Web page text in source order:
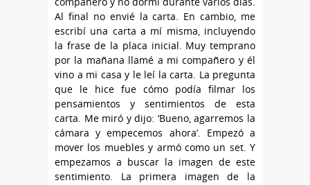
Al final no envié la carta. En cambio, me
escribí una carta a mí misma, incluyendo
la frase de la placa inicial. Muy temprano
por la mañana llamé a mi compañero y él
vino a mi casa y le leí la carta. La pregunta
que le hice fue cómo podía filmar los
pensamientos y sentimientos de esta
carta. Me miró y dijo: ‘Bueno, agarremos la
cámara y empecemos ahora’. Empezó a
mover los muebles y armó como un set. Y
empezamos a buscar la imagen de este
sentimiento. La primera imagen de la